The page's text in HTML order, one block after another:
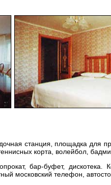
станция, площадка для
корта, волейбол,
бар-буфет,
московский телефон,